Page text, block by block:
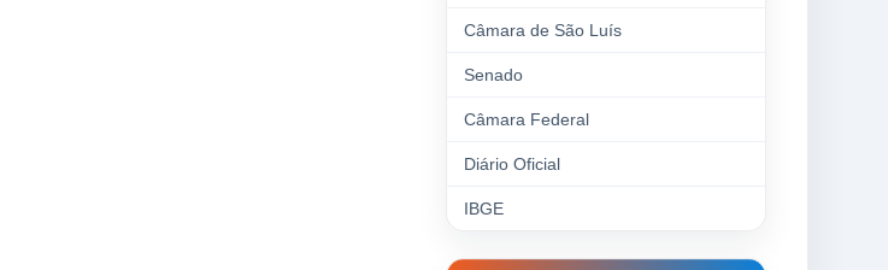
Câmara de São Luís
Senado
Câmara Federal
Diário Oficial
IBGE